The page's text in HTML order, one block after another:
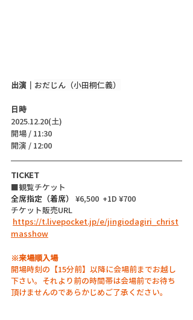
出演｜ おだじん（小田桐仁義）
日時
2025.12.20(土)
開場 / 11:30
開演 / 12:00
TICKET
■観覧チケット
全席指定（着席） ¥6,500  +1D ¥700
チケット販売URL
https://t.livepocket.jp/e/jingiodagiri_christ
masshow
※来場順入場
開場時刻の【15分前】以降に会場前までお越し
下さい。それより前の時間帯は会場前でお待ち
頂けませんのであらかじめご了承ください。